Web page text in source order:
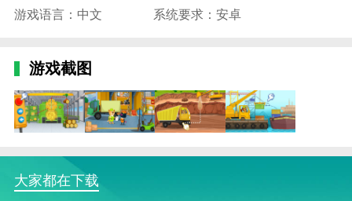
2、在维修过程中，玩家可以进行零件拆卸、更
3、游戏设有时间限制和客户满意度系统，玩家需
4、通过修复挖掘机获得收入，玩家可以用于购买
高级零件、扩展维修车间、培训员工，提升整体修理效
真实挖掘机修理店最新版游戏特色
游戏语言：中文
系统要求：安卓
游戏截图
大家都在下载